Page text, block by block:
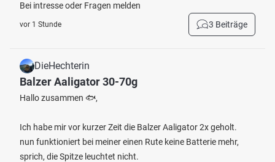
Bei intresse oder Fragen melden
vor 1 Stunde 3 Beiträge
DieHechterin
Balzer Aaligator 30-70g
Hallo zusammen 🐟,
Ich habe mir vor kurzer Zeit die Balzer Aaligator 2x geholt.
nun funktioniert bei meiner einen Rute keine Batterie mehr,
sprich, die Spitze leuchtet nicht.